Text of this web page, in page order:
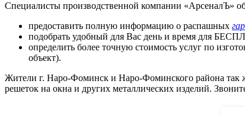
Специалисты производственной компании «АрсеналЪ»
предоставить полную информацию о распашных
подобрать удобный для Вас день и время для
определить более точную стоимость услуг по
объект).
Жители г. Наро-Фоминск и Наро-Фоминского района так
решеток на окна и других металлических изделий.